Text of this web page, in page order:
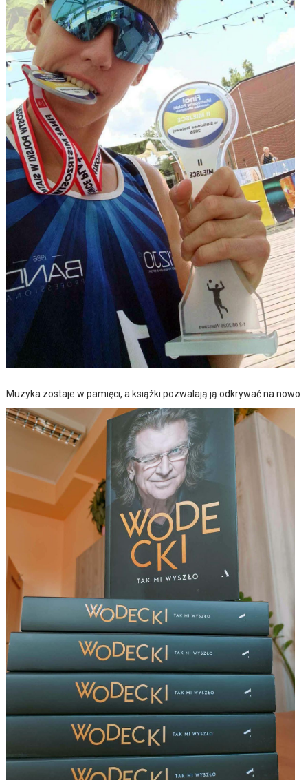
Muzyka zostaje w pamięci, a książki pozwalają ją odkrywać na nowo